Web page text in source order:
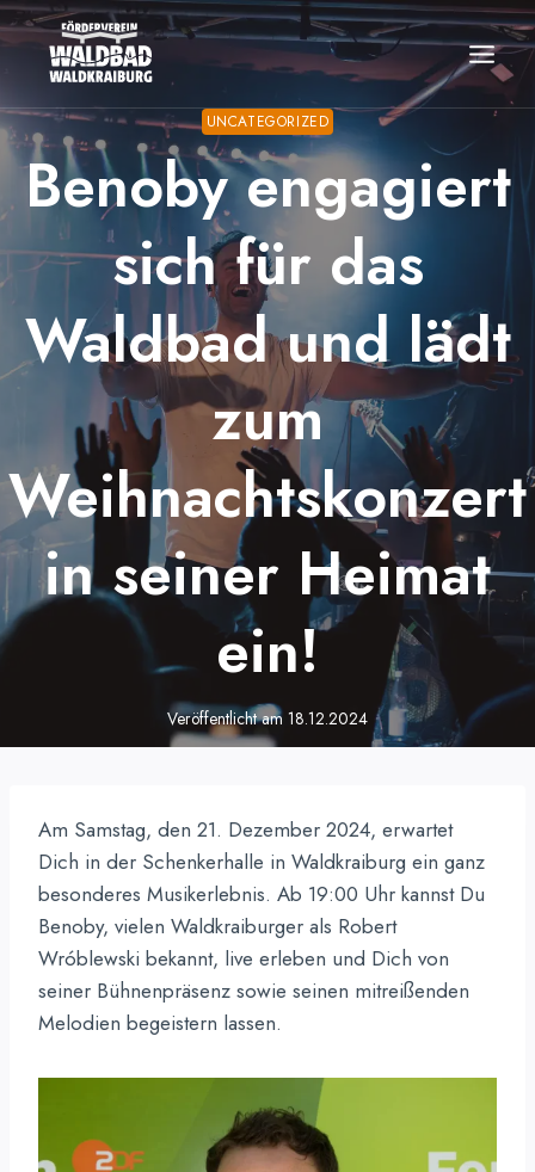
Zum
Inhalt
springen
UNCATEGORIZED
Benoby engagiert
sich für das
Waldbad und lädt
zum
Weihnachtskonzert
in seiner Heimat
ein!
Veröffentlicht am 18.12.2024
Am Samstag, den 21. Dezember 2024, erwartet
Dich in der Schenkerhalle in Waldkraiburg ein ganz
besonderes Musikerlebnis. Ab 19:00 Uhr kannst Du
Benoby, vielen Waldkraiburger als Robert
Wróblewski bekannt, live erleben und Dich von
seiner Bühnenpräsenz sowie seinen mitreißenden
Melodien begeistern lassen.